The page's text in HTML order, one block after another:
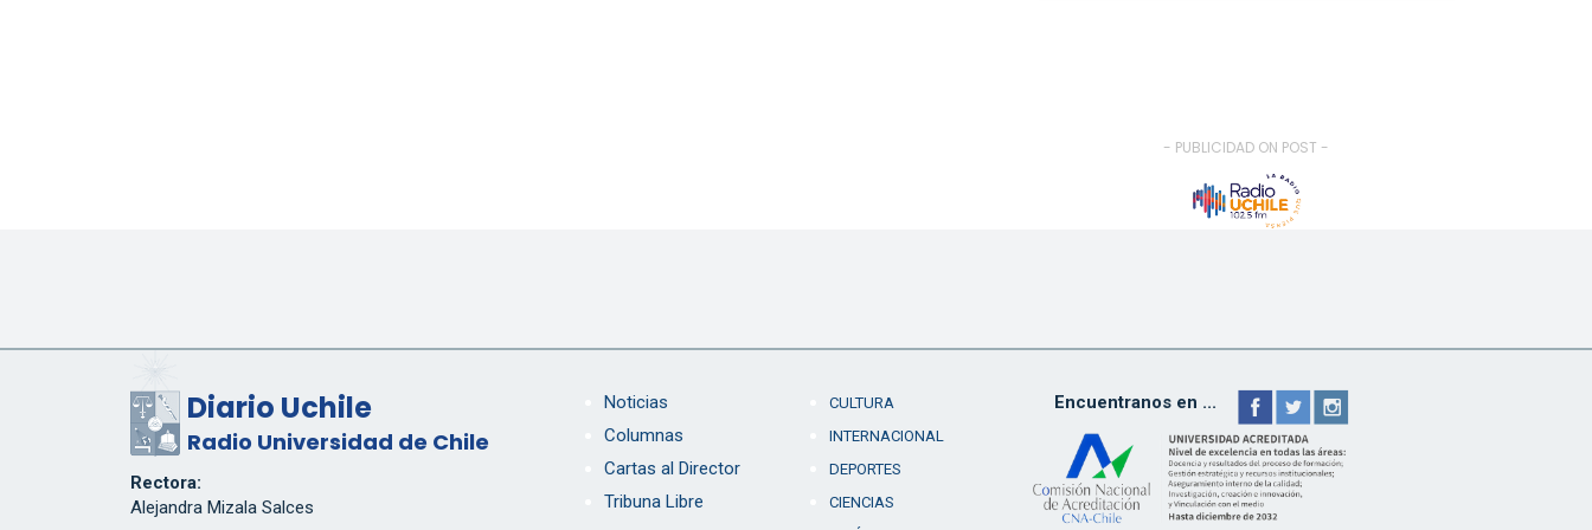
- PUBLICIDAD ON POST -
Diario Uchile
Radio Universidad de Chile
Rectora:
Alejandra Mizala Salces
Noticias
Columnas
Cartas al Director
Tribuna Libre
CULTURA
INTERNACIONAL
DEPORTES
CIENCIAS
Encuentranos en ...